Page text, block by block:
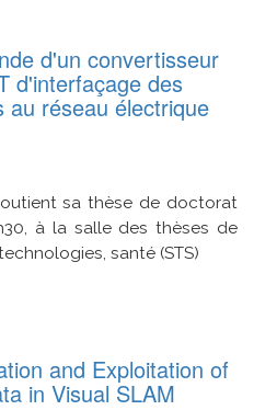
d'un convertisseur
d'interfaçage des
au réseau électrique
sa thèse de doctorat
à la salle des thèses de
santé (STS)
and Exploitation of
in Visual SLAM